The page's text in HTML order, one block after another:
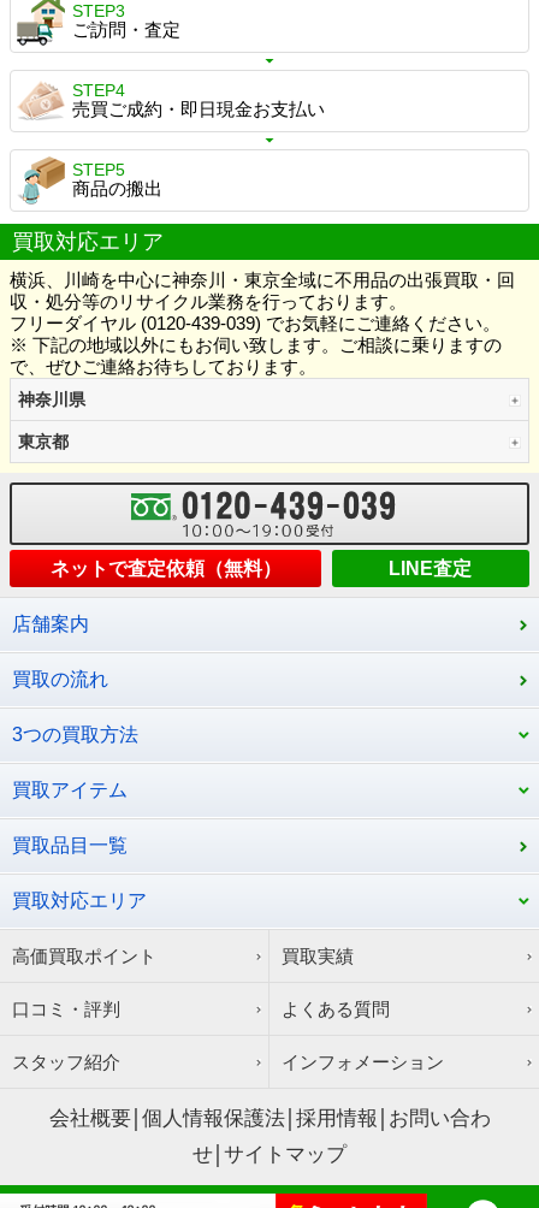
STEP3
ご訪問・査定
STEP4
売買ご成約・即日現金お支払い
STEP5
商品の搬出
買取対応エリア
横浜、川崎を中心に神奈川・東京全域に不用品の出張買取・回
収・処分等のリサイクル業務を行っております。
フリーダイヤル (0120-439-039) でお気軽にご連絡ください。
※ 下記の地域以外にもお伺い致します。ご相談に乗りますの
で、ぜひご連絡お待ちしております。
神奈川県
東京都
ネットで査定依頼（無料） LINE査定
店舗案内
買取の流れ
3つの買取方法
買取アイテム
買取品目一覧
買取対応エリア
高価買取ポイント 買取実績
口コミ・評判 よくある質問
スタッフ紹介 インフォメーション
会社概要 個人情報保護法 採用情報
お問い合わ
せ サイトマップ